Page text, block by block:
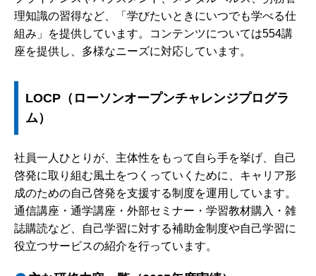
理知識の習得など、「学びたいときにいつでも学べる仕
組み」を提供しています。コンテンツについては554講
座を提供し、多様なニーズに対応しています。
LOCP（ローソンオープンチャレンジプログラ
ム）
社員一人ひとりが、主体性をもって自ら手を挙げ、自己
啓発に取り組む風土をつくっていくために、キャリア形
成のための自己啓発を支援する制度を運用しています。
通信講座・通学講座・外部セミナー・学習教材購入・雑
誌購読など、自己学習に対する補助金制度や自己学習に
役立つサービスの紹介を行っています。